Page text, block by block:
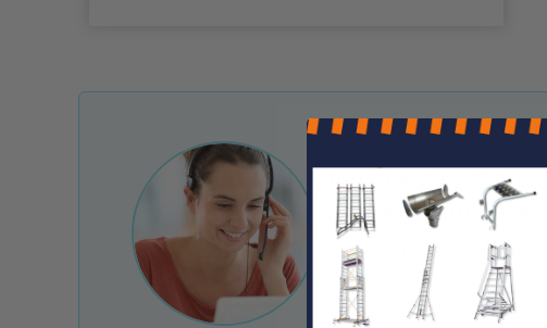
Une question ? Un
Nos conseillers
Notre service client est à
e-mail et chat.